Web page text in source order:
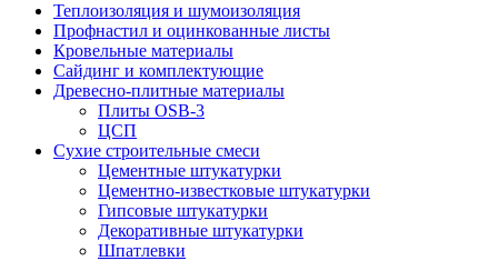
Теплоизоляция и шумоизоляция
Профнастил и оцинкованные листы
Кровельные материалы
Сайдинг и комплектующие
Древесно-плитные материалы
Плиты OSB-3
ЦСП
Сухие строительные смеси
Цементные штукатурки
Цементно-известковые штукатурки
Гипсовые штукатурки
Декоративные штукатурки
Шпатлевки